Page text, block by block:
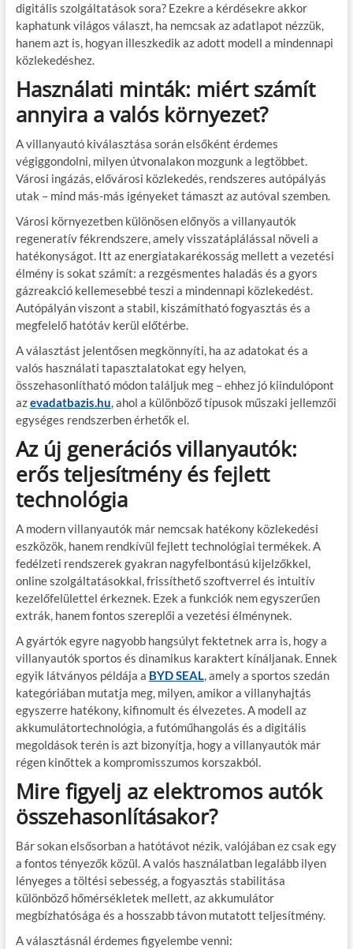
digitális szolgáltatások sora? Ezekre a kérdésekre akkor
kaphatunk világos választ, ha nemcsak az adatlapot nézzük,
hanem azt is, hogyan illeszkedik az adott modell a mindennapi
közlekedéshez.
Használati minták: miért számít
annyira a valós környezet?
A villanyautó kiválasztása során elsőként érdemes
végiggondolni, milyen útvonalakon mozgunk a legtöbbet.
Városi ingázás, elővárosi közlekedés, rendszeres autópályás
utak – mind más-más igényeket támaszt az autóval szemben.
Városi környezetben különösen előnyös a villanyautók
regeneratív fékrendszere, amely visszatáplálással növeli a
hatékonyságot. Itt az energiatakarékosság mellett a vezetési
élmény is sokat számít: a rezgésmentes haladás és a gyors
gázreakció kellemesebbé teszi a mindennapi közlekedést.
Autópályán viszont a stabil, kiszámítható fogyasztás és a
megfelelő hatótáv kerül előtérbe.
A választást jelentősen megkönnyíti, ha az adatokat és a
valós használati tapasztalatokat egy helyen,
összehasonlítható módon találjuk meg – ehhez jó kiindulópont
azevadatbazis.hu, ahol a különböző típusok műszaki jellemzői
egységes rendszerben érhetők el.
Az új generációs villanyautók:
erős teljesítmény és fejlett
technológia
A modern villanyautók már nemcsak hatékony közlekedési
eszközök, hanem rendkívül fejlett technológiai termékek. A
fedélzeti rendszerek gyakran nagyfelbontású kijelzőkkel,
online szolgáltatásokkal, frissíthető szoftverrel és intuitív
kezelőfelülettel érkeznek. Ezek a funkciók nem egyszerűen
extrák, hanem fontos szereplői a vezetési élménynek.
A gyártók egyre nagyobb hangsúlyt fektetnek arra is, hogy a
villanyautók sportos és dinamikus karaktert kínáljanak. Ennek
egyik látványos példája a BYD SEAL, amely a sportos szedán
kategóriában mutatja meg, milyen, amikor a villanyhajtás
egyszerre hatékony, kifinomult és élvezetes. A modell az
akkumulátortechnológia, a futóműhangolás és a digitális
megoldások terén is azt bizonyítja, hogy a villanyautók már
régen kinőttek a kompromisszumos korszakból.
Mire figyelj az elektromos autók
összehasonlításakor?
Bár sokan elsősorban a hatótávot nézik, valójában ez csak egy
a fontos tényezők közül. A valós használatban legalább ilyen
lényeges a töltési sebesség, a fogyasztás stabilitása
különböző hőmérsékletek mellett, az akkumulátor
megbízhatósága és a hosszabb távon mutatott teljesítmény.
A választásnál érdemes figyelembe venni: